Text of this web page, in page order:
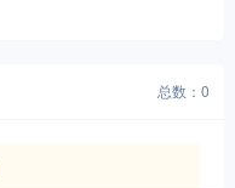
总数：0